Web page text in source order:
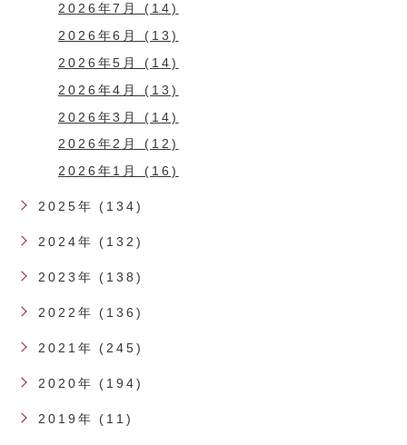
2026年7月 (14)
2026年6月 (13)
2026年5月 (14)
2026年4月 (13)
2026年3月 (14)
2026年2月 (12)
2026年1月 (16)
2025年 (134)
2024年 (132)
2023年 (138)
2022年 (136)
2021年 (245)
2020年 (194)
2019年 (11)